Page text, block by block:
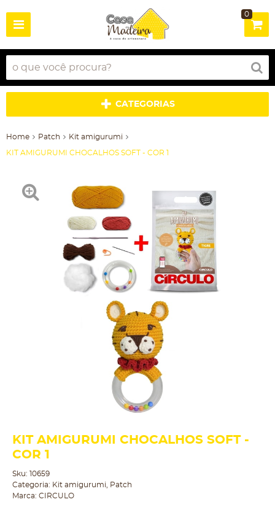
0
CATEGORIAS
Home Patch Kit amigurumi
KIT AMIGURUMI CHOCALHOS SOFT - COR 1
KIT AMIGURUMI CHOCALHOS SOFT -
COR 1
Sku: 10659
Categoria: Kit amigurumi
Patch
Marca: CIRCULO